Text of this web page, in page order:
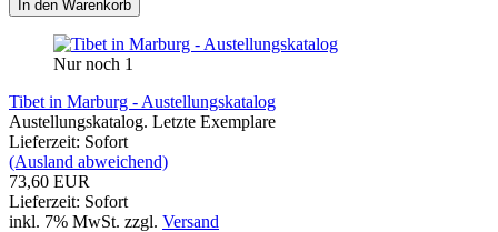
In den Warenkorb
Nur noch 1
Tibet in Marburg - Austellungskatalog
Austellungskatalog. Letzte Exemplare
Lieferzeit: Sofort
(Ausland abweichend)
73,60 EUR
Lieferzeit: Sofort
inkl. 7% MwSt. zzgl. Versand